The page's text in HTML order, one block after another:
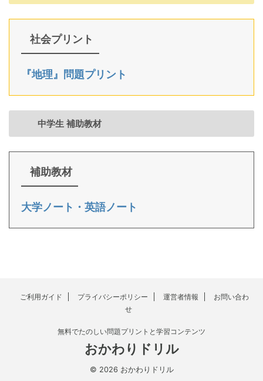
社会プリント
『地理』問題プリント
中学生 補助教材
補助教材
大学ノート・英語ノート
ご利用ガイド プライバシーポリシー 運営者情報
お問い合わ
せ
無料でたのしい問題プリントと学習コンテンツ
おかわりドリル
© 2026 おかわりドリル